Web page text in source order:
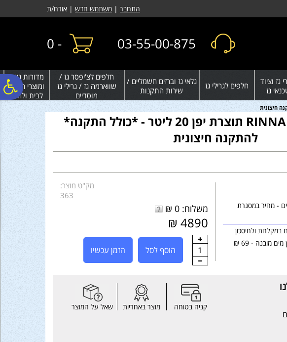
נגישות
אתר
המרכזיהתחבר | משתמש חדש | אורח/ת
03-55-00-875
-
0
גז וציוד
גז
חלפים לגרילי גז
גלאי גז וברזים חשמליים /
שירות התקנות
חלפים לצ'יפסר גז /
שווארמה גז / גרילי גז
מוסדיים
מדורות גינה
ומוצרי חימום
לבית ולחצר
מחמם מים בגז RINNAI תוצרת יפן 20 ליטר - *כולל התקנה*
להתקנה חיצונית
- מחיר במסגרת
ולחיסכון
מובנה - 69 ₪
מק"ט מוצר:
363
משלוח: 0 ₪
4890 ₪
1 הוסף לסל הזמן עכשיו
קניה בטוחה מוצר באחריות שאל על המוצר